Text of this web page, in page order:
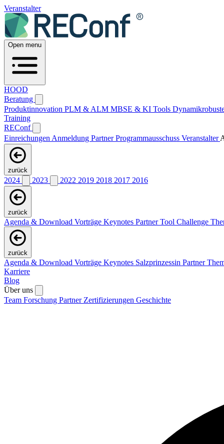
Veranstalter
Open menu
HOOD
Beratung
Produktinnovation PLM & ALM MBSE & KI Tools
Training
REConf
Einreichungen Anmeldung PartnerProgrammausschuss Veranstalter
zurück
2024 2023 2022 2019 2018 2017 2016
zurück
Agenda & Download Vorträge Keynotes PartnerTool Challenge
zurück
Agenda & Download Vorträge Keynotes Salzprinzessin Partner
Karriere
Blog
Über uns
Team Forschung Partner Zertifizierungen Geschichte